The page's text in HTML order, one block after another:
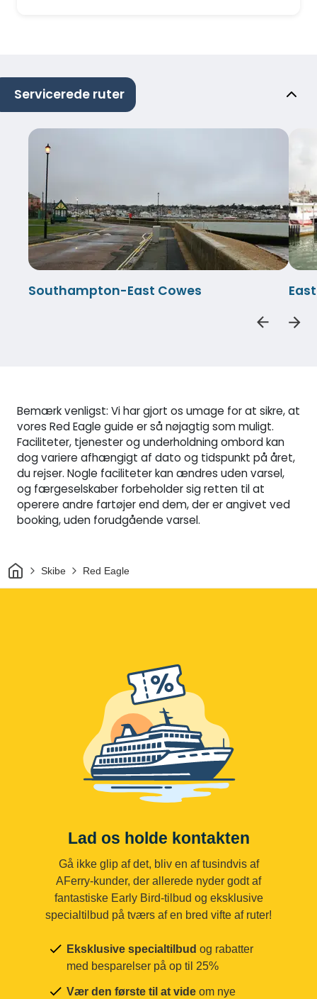
Servicerede ruter
Southampton-East Cowes
Bemærk venligst: Vi har gjort os umage for at sikre, at
vores Red Eagle guide er så nøjagtig som muligt.
Faciliteter, tjenester og underholdning ombord kan
dog variere afhængigt af dato og tidspunkt på året,
du rejser. Nogle faciliteter kan ændres uden varsel,
og færgeselskaber forbeholder sig retten til at
operere andre fartøjer end dem, der er angivet ved
booking, uden forudgående varsel.
HjemSkibe Red Eagle
Lad os holde kontakten
Gå ikke glip af det, bliv en af tusindvis af
AFerry-kunder, der allerede nyder godt af
fantastiske Early Bird-tilbud og eksklusive
specialtilbud på tværs af en bred vifte af ruter!
Eksklusive specialtilbud og rabatter
med besparelser på op til 25%
Vær den første til at vide om nye